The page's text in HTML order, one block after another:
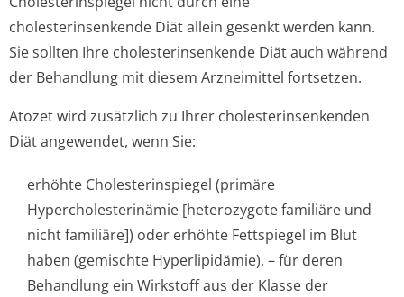
cholesterinsenkende Diät allein gesenkt werden kann.
Sie sollten Ihre cholesterinsenkende Diät auch während
der Behandlung mit diesem Arzneimittel fortsetzen.
Atozet wird zusätzlich zu Ihrer cholesterinsen­kenden
Diät angewendet, wenn Sie:
erhöhte Cholesterinspiegel (primäre
Hypercholeste­rinämie [heterozygote familiäre und
nicht familiäre]) oder erhöhte Fettspiegel im Blut
haben (gemischte Hyperlipidämie), – für deren
Behandlung ein Wirkstoff aus der Klasse der